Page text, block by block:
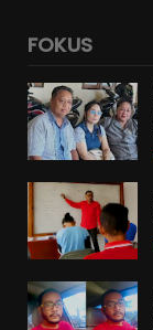
FOKUS